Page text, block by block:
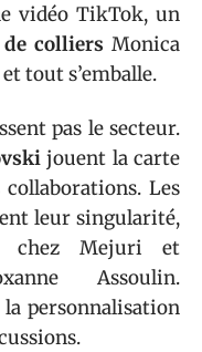
vidéo TikTok, un
colliers Monica
tout s’emballe.
pas le secteur.
jouent la carte
Les
leur singularité,
chez Mejuri et
Assoulin.
la personnalisation